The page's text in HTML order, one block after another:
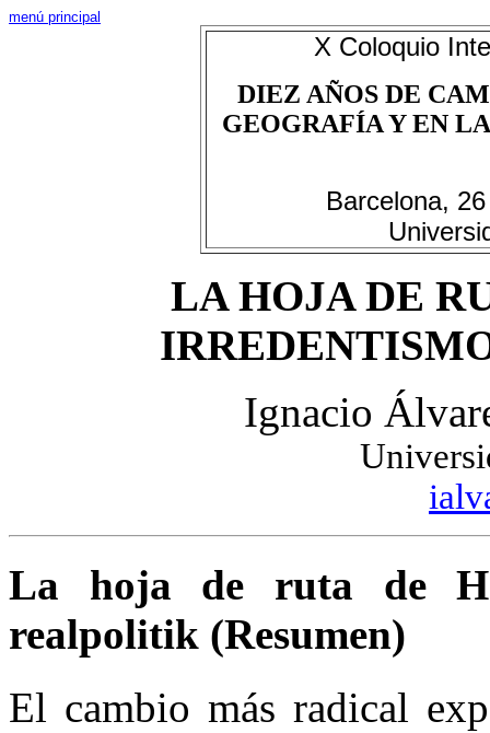
menú principal
X Coloquio
DIEZ AÑOS DE
GEOGRAFÍA Y EN
Barcelona,
LA HOJA DE
Ignacio
La hoja de ruta de
realpolitik (Resumen)
El cambio más radical